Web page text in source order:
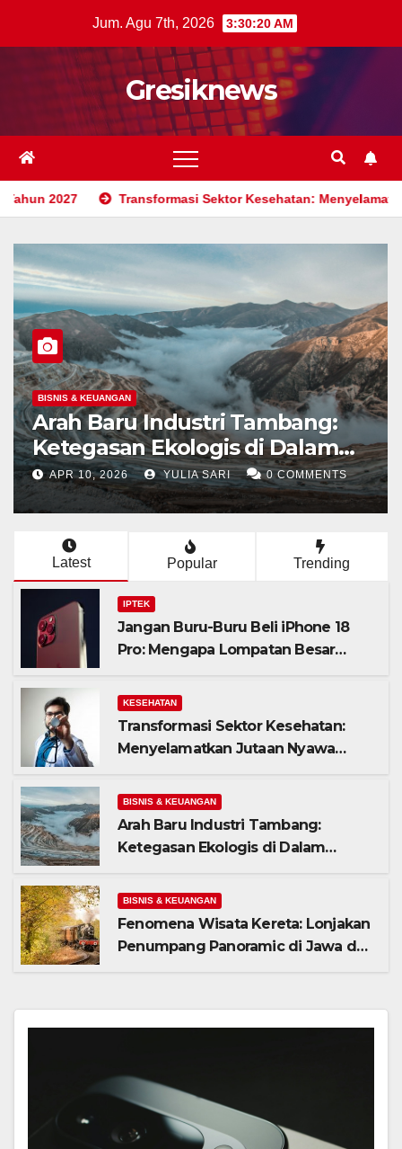
Jum. Agu 7th, 2026 3:30:22 AM
Gresiknews
Sektor Kesehatan: Menyelamatkan Jutaan Nyawa
BISNIS & KEUANGAN
Arah Baru Industri Tambang:
Ketegasan Ekologis di Dalam
Negeri dan Spekulasi Eksplorasi
Laut Dalam Global
APR 10, 2026 YULIA SARI 0 COMMENTS
Latest Popular Trending
IPTEK
Jangan Buru-Buru Beli iPhone 18
Pro: Mengapa Lompatan Besar
KESEHATAN
Transformasi Sektor Kesehatan:
Menyelamatkan Jutaan Nyawa
Evaluasi Calon Tenaga Medis
BISNIS & KEUANGAN
Arah Baru Industri Tambang:
Ketegasan Ekologis di Dalam
Laut Dalam Global
BISNIS & KEUANGAN
Fenomena Wisata Kereta: Lonjakan
Penumpang Panoramic di Jawa dan